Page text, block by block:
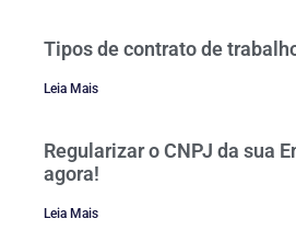
Tipos de contrato de
Leia Mais
Regularizar o CNPJ da sua
agora!
Leia Mais